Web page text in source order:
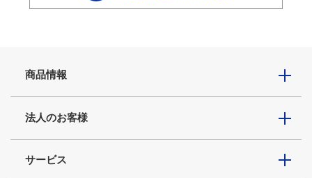
商品情報
法人のお客様
サービス